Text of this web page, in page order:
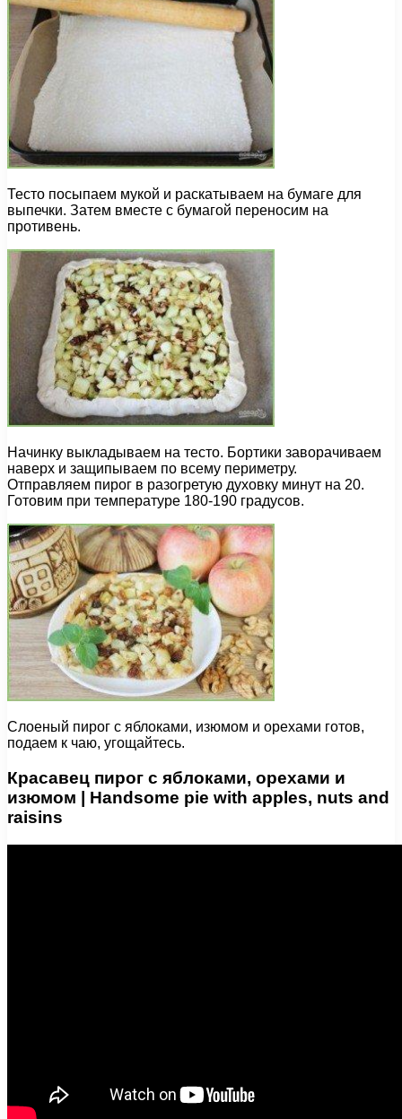
Тесто посыпаем мукой и раскатываем на бумаге для
выпечки. Затем вместе с бумагой переносим на
противень.
Начинку выкладываем на тесто. Бортики заворачиваем
наверх и защипываем по всему периметру.
Отправляем пирог в разогретую духовку минут на 20.
Готовим при температуре 180-190 градусов.
Слоеный пирог с яблоками, изюмом и орехами готов,
подаем к чаю, угощайтесь.
Красавец пирог с яблоками, орехами и
изюмом | Handsome pie with apples, nuts and
raisins